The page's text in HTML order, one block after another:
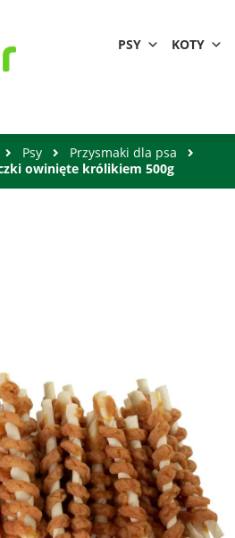
PSY KOTY
Psy
Przysmaki dla psa
owinięte królikiem 500g